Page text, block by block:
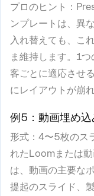
プロのヒント ：
ンプレートは、異
入れ替えても、こ
ま維持します。1
客ごとに適応させ
にレイアウトが崩
例5：動画埋め
形式 ：4〜5枚のス
れたLoomまたは
は、動画の主要な
提起のスライド、